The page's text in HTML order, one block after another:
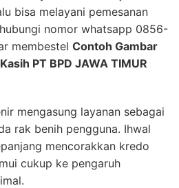
bisa melayani pemesanan
nomor whatsapp 0856-
membestel Contoh Gambar
PT BPD JAWA TIMUR
mengasung layanan sebagai
rak benih pengguna. Ihwal
mencorakkan kredo
cukup ke pengaruh